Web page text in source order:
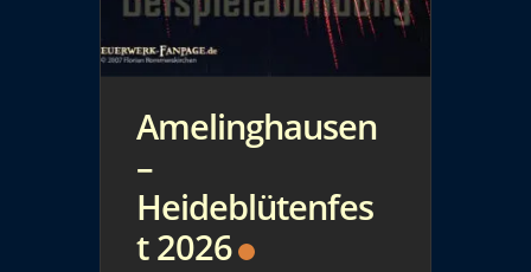
Amelinghausen
–
Heideblütenfes
t 2026